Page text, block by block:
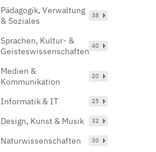
Pädagogik, Verwaltung
& Soziales
38
Sprachen, Kultur- &
Geisteswissenschaften
40
Medien &
Kommunikation
20
Informatik & IT 25
Design, Kunst & Musik 32
Naturwissenschaften 30